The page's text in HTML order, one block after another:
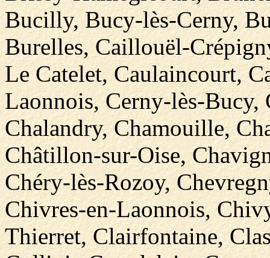
Bucilly, Bucy-lès-Cerny,
Burelles, Caillouël-
Le Catelet, Caulaincourt,
Laonnois, Cerny-lès-Bucy,
Chalandry, Chamouille,
Châtillon-sur-Oise,
Chéry-lès-Rozoy,
Chivres-en-Laonnois,
Thierret, Clairfontaine,